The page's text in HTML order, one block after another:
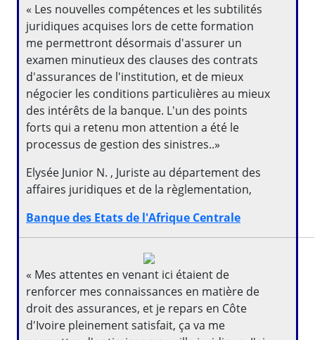
« Les nouvelles compétences et les subtilités
juridiques acquises lors de cette formation
me permettront désormais d'assurer un
examen minutieux des clauses des contrats
d'assurances de l'institution, et de mieux
négocier les conditions particulières au mieux
des intérêts de la banque. L'un des points
forts qui a retenu mon attention a été le
processus de gestion des sinistres..»
Elysée Junior N. , Juriste au département des
affaires juridiques et de la règlementation,
Banque des Etats de l'Afrique Centrale
« Mes attentes en venant ici étaient de
renforcer mes connaissances en matière de
droit des assurances, et je repars en Côte
d'Ivoire pleinement satisfait, ça va me